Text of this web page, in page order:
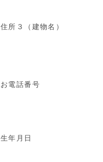
住所３（建物名）
お電話番号
生年月日